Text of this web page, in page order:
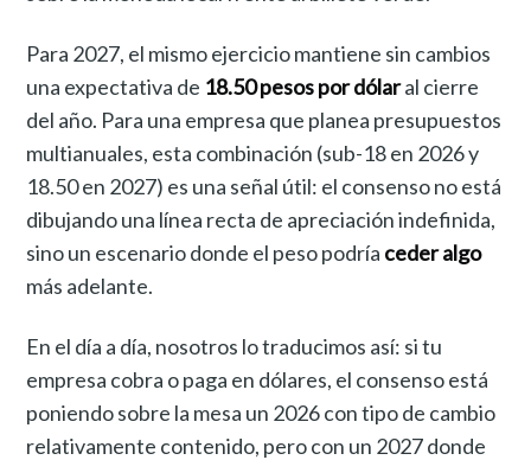
Para 2027, el mismo ejercicio mantiene sin cambios
una expectativa de 18.50 pesos por dólaral cierre
del año. Para una empresa que planea presupuestos
multianuales, esta combinación (sub-18 en 2026 y
18.50 en 2027) es una señal útil: el consenso no está
dibujando una línea recta de apreciación indefinida,
sino un escenario donde el peso podría ceder algo
más adelante.
En el día a día, nosotros lo traducimos así: si tu
empresa cobra o paga en dólares, el consenso está
poniendo sobre la mesa un 2026 con tipo de cambio
relativamente contenido, pero con un 2027 donde